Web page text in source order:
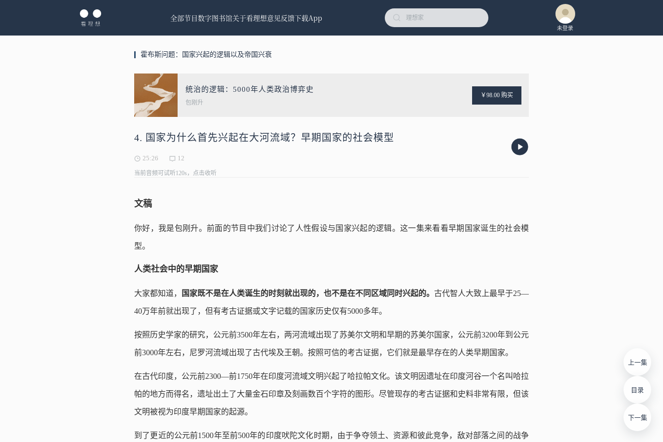
全部节目数字图书馆关于看理想意见反馈下载App
未登录
霍布斯问题：国家兴起的逻辑以及帝国兴衰
统治的逻辑：5000年人类政治博弈史
包刚升
￥98.00 购买
4. 国家为什么首先兴起在大河流域？早期国家的社会模型
25:26 12
当前音频可试听120s，点击收听
上一集
目录
下一集
文稿
你好，我是包刚升。前面的节目中我们讨论了人性假设与国家兴起的逻辑。这一集来看看早期国家诞生的社会模
型。
人类社会中的早期国家
大家都知道， 国家既不是在人类诞生的时刻就出现的，也不是在不同区域同时兴起的。 古代智人大致上最早于25—
40万年前就出现了，但有考古证据或文字记载的国家历史仅有5000多年。
按照历史学家的研究，公元前3500年左右，两河流域出现了苏美尔文明和早期的苏美尔国家，公元前3200年到公元
前3000年左右，尼罗河流域出现了古代埃及王朝。按照可信的考古证据，它们就是最早存在的人类早期国家。
在古代印度，公元前2300—前1750年在印度河流域文明兴起了哈拉帕文化。该文明因遗址在印度河谷一个名叫哈拉
帕的地方而得名，遗址出土了大量金石印章及刻画数百个字符的图形。尽管现存的考古证据和史料非常有限，但该
文明被视为印度早期国家的起源。
到了更近的公元前1500年至前500年的印度吠陀文化时期，由于争夺领土、资源和彼此竞争，敌对部落之间的战争